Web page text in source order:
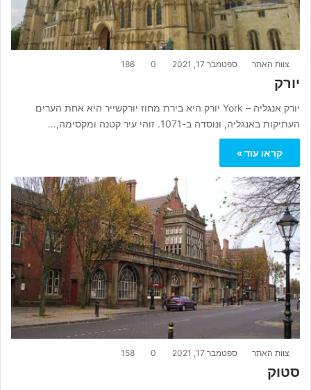
צוות האתר ספטמבר 17, 2021 0
186
יורק
יורק אנגליה – York יורק היא בירת מחוז יורקשייר היא אחת הערים
העתיקות באנגליה, ונוסדה ב-1071. זוהי עיר קטנה ומקסימה,…
קראו עוד »
צוות האתר ספטמבר 17, 2021 0
158
סטוק